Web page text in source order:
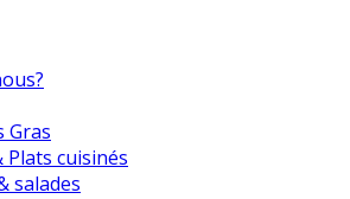
Gras
Plats cuisinés
salades